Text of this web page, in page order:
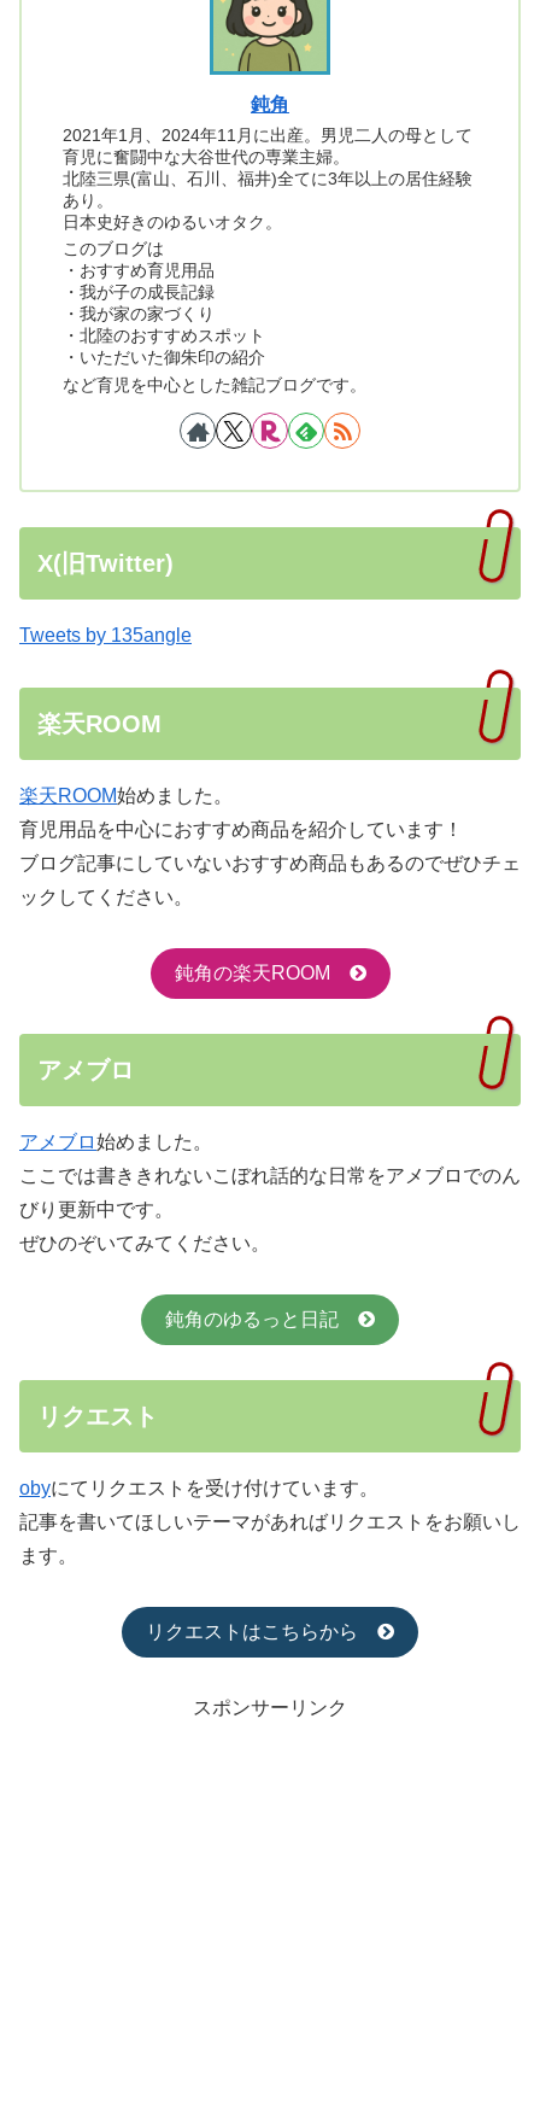
鈍角
2021年1月、2024年11月に出産。男児二人の母として
育児に奮闘中な大谷世代の専業主婦。
北陸三県(富山、石川、福井)全てに3年以上の居住経験
あり。
日本史好きのゆるいオタク。
このブログは
・おすすめ育児用品
・我が子の成長記録
・我が家の家づくり
・北陸のおすすめスポット
・いただいた御朱印の紹介
など育児を中心とした雑記ブログです。
X(旧Twitter)
Tweets by 135angle
楽天ROOM
楽天ROOM始めました。
育児用品を中心におすすめ商品を紹介しています！
ブログ記事にしていないおすすめ商品もあるのでぜひチェ
ックしてください。
鈍角の楽天ROOM
アメブロ
アメブロ始めました。
ここでは書ききれないこぼれ話的な日常をアメブロでのん
びり更新中です。
ぜひのぞいてみてください。
鈍角のゆるっと日記
リクエスト
obyにてリクエストを受け付けています。
記事を書いてほしいテーマがあればリクエストをお願いし
ます。
リクエストはこちらから
スポンサーリンク